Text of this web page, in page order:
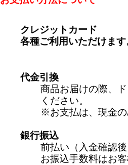
クレジットカード
各種ご利用いただけます
代金引換
商品お届けの際、
ください。
※お支払は、現金
銀行振込
前払い（入金確認
お振込手数料はお